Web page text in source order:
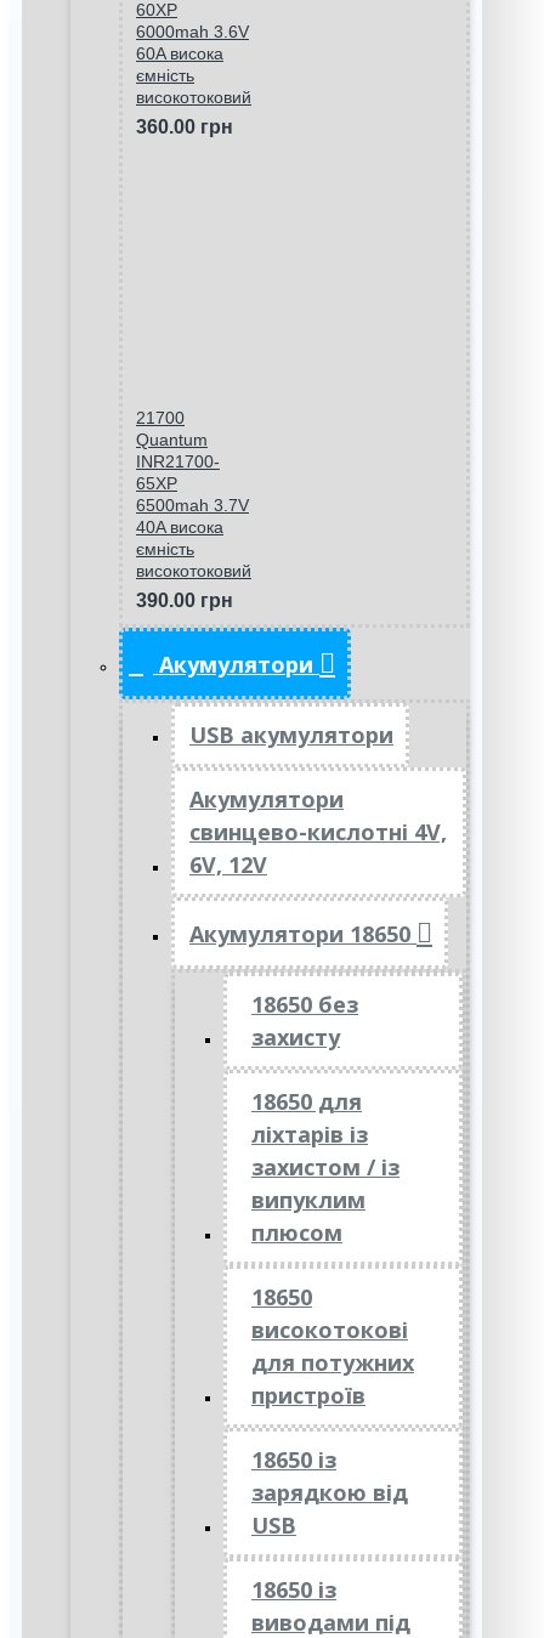
60XP
6000mah 3.6V
60A висока
ємність
високотоковий
360.00 грн
21700
Quantum
INR21700-
65XP
6500mah 3.7V
40A висока
ємність
високотоковий
390.00 грн
Акумулятори
USB акумулятори
Акумулятори
свинцево-кислотні 4V,
6V, 12V
Акумулятори 18650
18650 без
захисту
18650 для
ліхтарів із
захистом / із
випуклим
плюсом
18650
високотокові
для потужних
пристроїв
18650 із
зарядкою від
USB
18650 із
виводами під